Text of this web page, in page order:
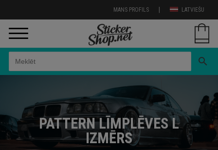
LATVIEŠU
|
MANS PROFILS
search
PATTERN LĪMPLĒVES L
IZMĒRS